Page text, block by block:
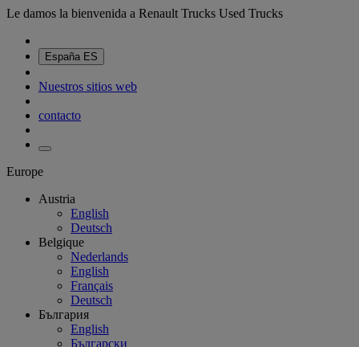
Le damos la bienvenida a Renault Trucks Used Trucks
España ES
Nuestros sitios web
contacto
Europe
Austria
English
Deutsch
Belgique
Nederlands
English
Français
Deutsch
България
English
Български